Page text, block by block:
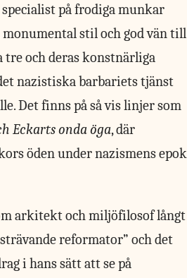
på frodiga munkar
stil och god vän till
tre och deras konstnärliga
nazistiska barbariets tjänst
Det finns på så vis linjer som
Eckarts onda öga, där
öden under nazismens epok
arkitekt och ­miljöfilosof långt
reformator” och det
i hans sätt att se på